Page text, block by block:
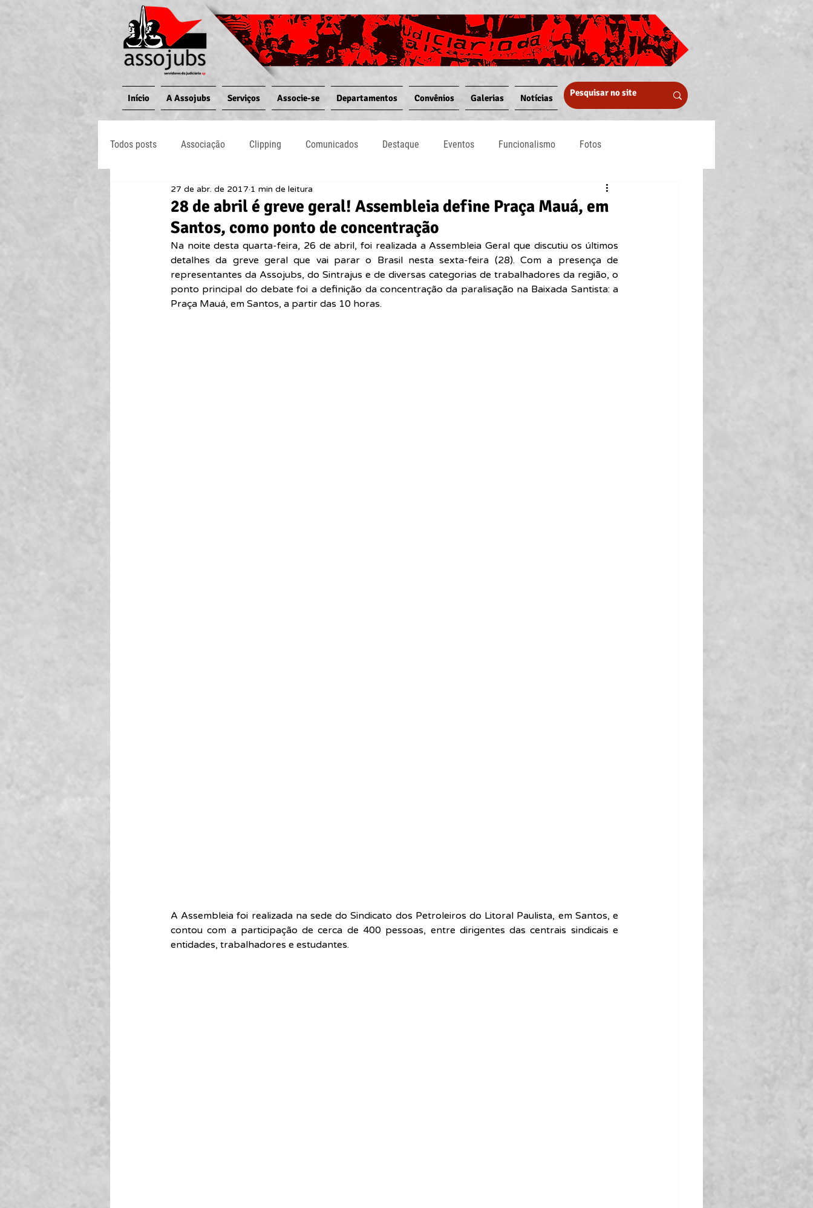
Início A Assojubs Serviços Associe-se Departamentos Convênios Galerias Notícias
Todos posts Associação Clipping Comunicados Destaque Eventos Funcionalismo Fotos
Jornal O Processo Judiciário Notícias
28 de abril é greve geral! Assembleia define Praça Mauá, em
Santos, como ponto de concentração
27 de abr. de 2017 1 min de leitura
Na noite desta quarta-feira, 26 de abril, foi realizada a Assembleia Geral que discutiu os últimos
detalhes da greve geral que vai parar o Brasil nesta sexta-feira (28). Com a presença de
representantes da Assojubs, do Sintrajus e de diversas categorias de trabalhadores da região, o
ponto principal do debate foi a definição da concentração da paralisação na Baixada Santista: a
Praça Mauá, em Santos, a partir das 10 horas.
A Assembleia foi realizada na sede do Sindicato dos Petroleiros do Litoral Paulista, em Santos, e
contou com a participação de cerca de 400 pessoas, entre dirigentes das centrais sindicais e
entidades, trabalhadores e estudantes.